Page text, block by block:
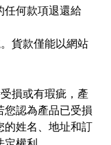
任何款項退還給
貨款僅能以網站
損或有瑕疵，產
認為產品已受損
的姓名、地址和訂